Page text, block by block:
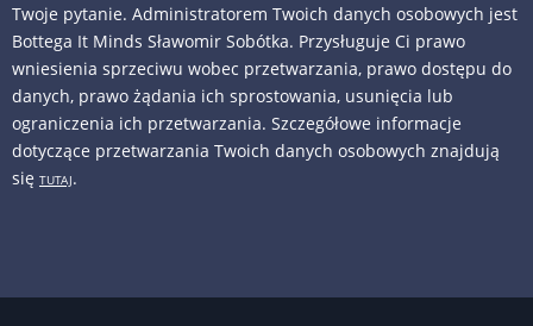
Twoje pytanie. Administratorem Twoich danych osobowych jest
Bottega It Minds Sławomir Sobótka. Przysługuje Ci prawo
wniesienia sprzeciwu wobec przetwarzania, prawo dostępu do
danych, prawo żądania ich sprostowania, usunięcia lub
ograniczenia ich przetwarzania. Szczegółowe informacje
dotyczące przetwarzania Twoich danych osobowych znajdują
się TUTAJ.